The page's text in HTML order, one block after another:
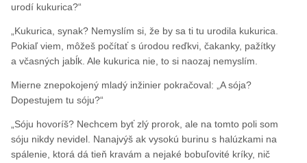
urodí kukurica?“
„Kukurica, synak? Nemyslím si, že by sa ti tu urodila kukurica.
Pokiaľ viem, môžeš počítať s úrodou reďkvi, čakanky, pažítky
a včasných jabĺk. Ale kukurica nie, to si naozaj nemyslím.
Mierne znepokojený mladý inžinier pokračoval: „A sója?
Dopestujem tu sóju?“
„Sóju hovoríš? Nechcem byť zlý prorok, ale na tomto poli som
sóju nikdy nevidel. Nanajvýš ak vysokú burinu s halúzkami na
spálenie, ktorá dá tieň kravám a nejaké bobuľovité kríky, nič